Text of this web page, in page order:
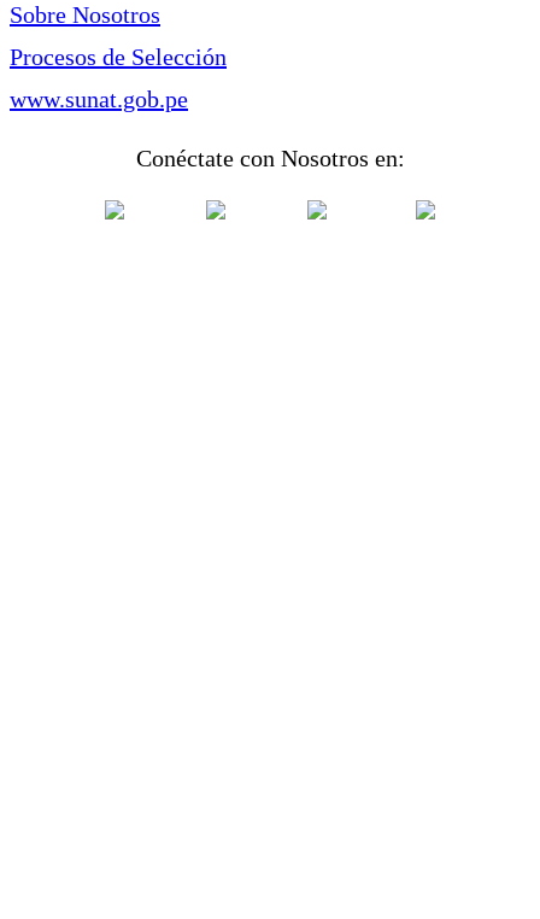
Sobre Nosotros
Procesos de Selección
www.sunat.gob.pe
Conéctate con Nosotros en: